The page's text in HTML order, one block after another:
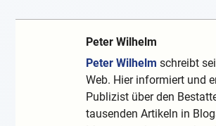
Peter Wilhelm
Peter Wilhelm schreibt
Web. Hier informiert und
Publizist über den
tausenden Artikeln in